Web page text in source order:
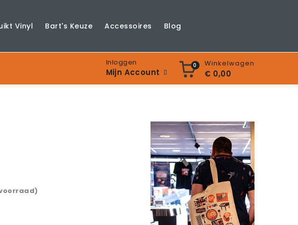
Vinyl Bart's Keuze Accessoires Blog
0 Winkelwagen
€ 0,00
Inloggen
Mijn Account